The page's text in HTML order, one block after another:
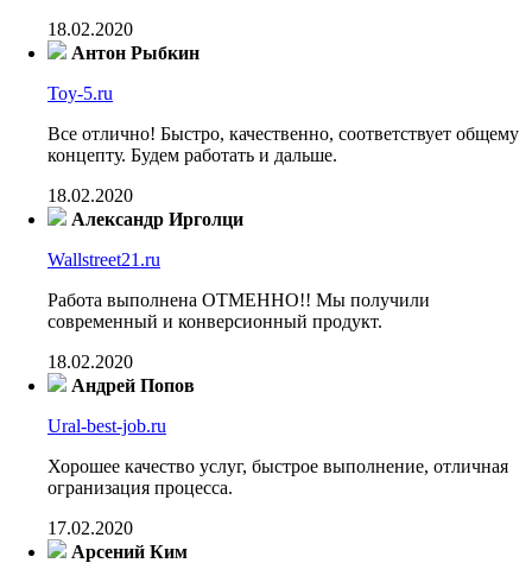
18.02.2020
Антон Рыбкин
Toy-5.ru
Все отлично! Быстро, качественно, соответствует общему
концепту. Будем работать и дальше.
18.02.2020
Александр Ирголци
Wallstreet21.ru
Работа выполнена ОТМЕННО!! Мы получили
современный и конверсионный продукт.
18.02.2020
Андрей Попов
Ural-best-job.ru
Хорошее качество услуг, быстрое выполнение, отличная
огранизация процесса.
17.02.2020
Арсений Ким